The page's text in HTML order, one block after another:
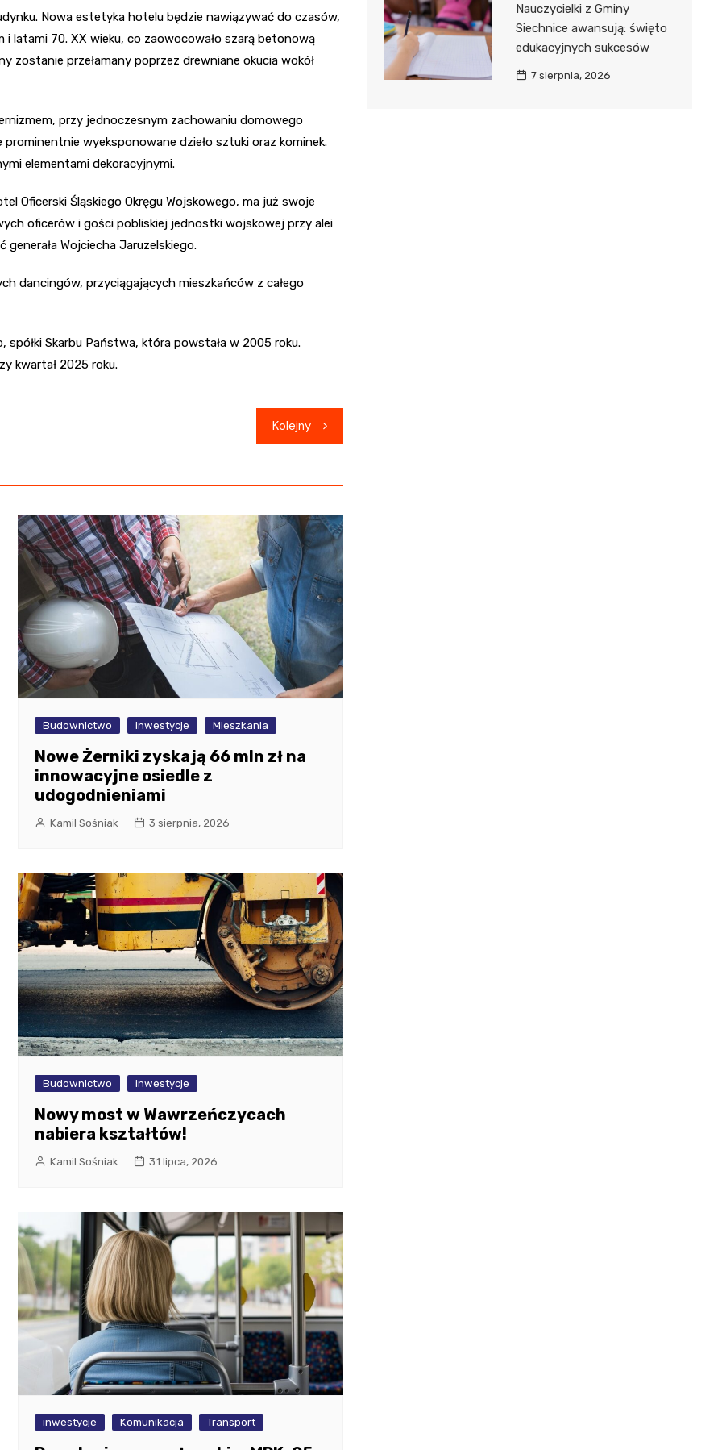
Nowa estetyka hotelu będzie nawiązywać do czasów,
latami 70. XX wieku, co zaowocowało szarą betonową
zostanie przełamany poprzez drewniane okucia wokół
przy jednoczesnym zachowaniu domowego
wyeksponowane dzieło sztuki oraz kominek.
elementami dekoracyjnymi.
Oficerski Śląskiego Okręgu Wojskowego, ma już swoje
oficerów i gości pobliskiej jednostki wojskowej przy alei
Wojciecha Jaruzelskiego.
dancingów, przyciągających mieszkańców z całego
Skarbu Państwa, która powstała w 2005 roku.
kwartał 2025 roku.
Kolejny
Budownictwo inwestycje Mieszkania
Nowe Żerniki zyskają 66 mln zł na
innowacyjne osiedle z
udogodnieniami
Kamil Sośniak 3 sierpnia, 2026
Budownictwo inwestycje
Nowy most w Wawrzeńczycach
nabiera kształtów!
Kamil Sośniak 31 lipca, 2026
inwestycje Komunikacja Transport
Nauczycielki z Gminy
Siechnice awansują: święto
edukacyjnych sukcesów
7 sierpnia, 2026